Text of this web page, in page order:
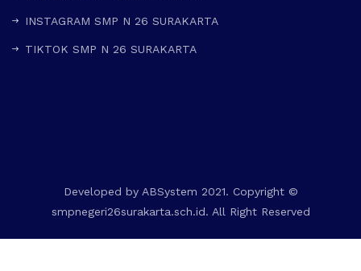
INSTAGRAM SMP N 26 SURAKARTA
TIKTOK SMP N 26 SURAKARTA
Developed by ABSystem 2021. Copyright ©
smpnegeri26surakarta.sch.id. All Right Reserved